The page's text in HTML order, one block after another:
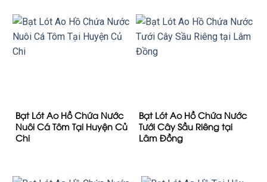
Bạt Lót Ao Hồ Chứa Nước
Nuôi Cá Tôm Tại Huyện Củ
Chi
Bạt Lót Ao Hồ Chứa Nước
Tưới Cây Sầu Riêng tại
Lâm Đồng